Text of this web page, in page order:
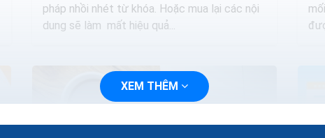
pháp nhồi nhét từ khóa. Hoặc mua lại các nội
dung sẽ làm mất hiệu quả...
XEM THÊM